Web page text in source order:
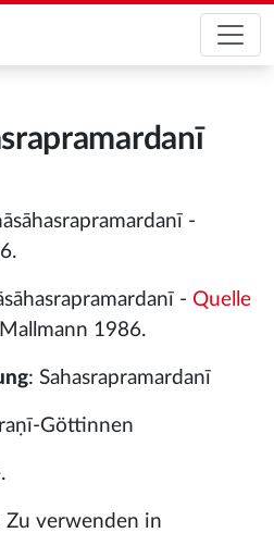
-
- Quelle
1986.
: Sahasrapramardanī
Göttinnen
Zu verwenden in